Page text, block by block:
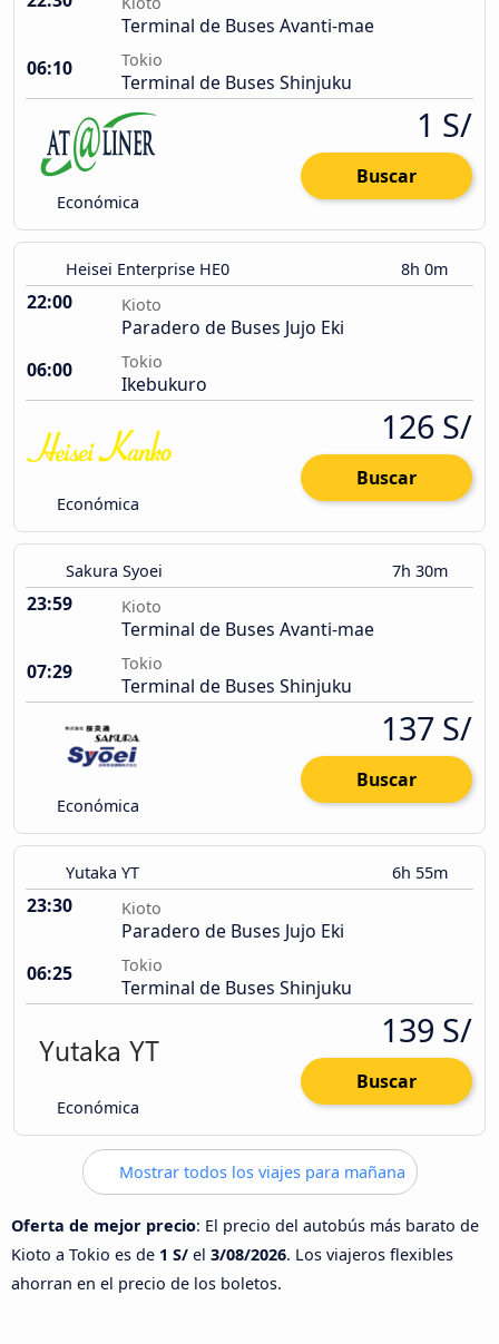
Terminal de Buses Avanti-mae
06:10
Tokio
Terminal de Buses Shinjuku
Económica
1 S/
Buscar
Heisei Enterprise HE0 8h 0m
22:00 Kioto
Paradero de Buses Jujo Eki
06:00
Tokio
Ikebukuro
Económica
126 S/
Buscar
Sakura Syoei 7h 30m
23:59 Kioto
Terminal de Buses Avanti-mae
07:29
Tokio
Terminal de Buses Shinjuku
Económica
137 S/
Buscar
Yutaka YT 6h 55m
23:30 Kioto
Paradero de Buses Jujo Eki
06:25
Tokio
Terminal de Buses Shinjuku
Económica
139 S/
Buscar
Mostrar todos los viajes para mañana
Oferta de mejor precio: El precio del autobús más barato de
Kioto a Tokio es de 1 S/ el 3/08/2026. Los viajeros flexibles
ahorran en el precio de los boletos.